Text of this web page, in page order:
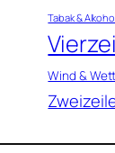
Tabak &
Wind &